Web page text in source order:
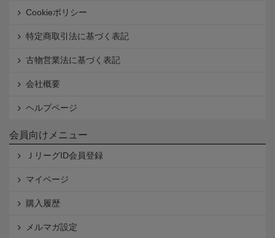
Cookieポリシー
特定商取引法に基づく表記
古物営業法に基づく表記
会社概要
ヘルプページ
会員向けメニュー
ＪリーグID会員登録
マイページ
購入履歴
メルマガ設定